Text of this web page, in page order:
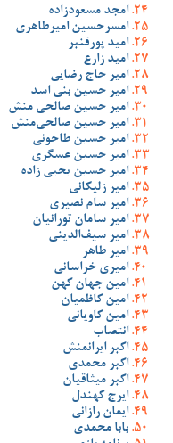
امجد مسعودزاده
امسرحسین امیرطاهری
امید پورقنبر
امید زارع
امیر حاج رضایی
امیر حسین بنی اسد
امیر حسین صالحی منش
امیر حسین صالحی‌منش
امیر حسین طاحونی
امیر حسین عسگری
امیر حسین یحیی زاده
امیر زلیکانی
امیر سام نصیری
امیر سامان تورانیان
امیر سیف‌الدینی
امیر طاهر
امیری خراسانی
امین جهان کهن
امین کاظمیان
امین کاویانی
انتصاب
اکبر ایرانمنش
اکبر محمدی
اکبر میثاقیان
ایرج کهندل
ایمان رازانی
بابا محمدی